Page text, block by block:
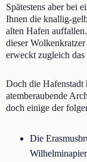
Spätestens aber bei
Ihnen die knallig-
alten Hafen
dieser
erweckt zugleich
Doch die Hafenstadt
atemberaubende
doch einige der
Die